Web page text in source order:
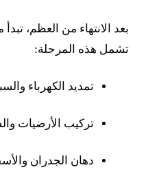
بعد الانتهاء من العظم،
تشمل هذه المرحلة:
تمديد الكهرباء
تركيب الأرضيات
دهان الجدران